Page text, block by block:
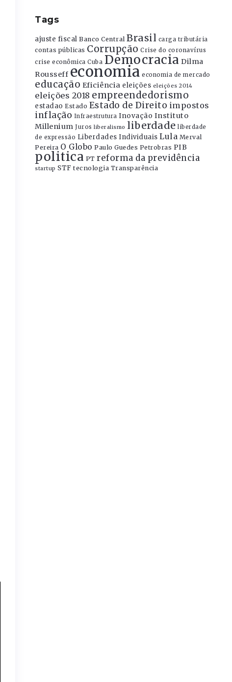
Tags
ajuste fiscal Banco Central Brasil carga tributária
contas públicas Corrupção Crise do coronavírus
crise econômica Cuba Democracia Dilma
Rousseff economia economia de mercado
educação Eficiência eleições eleições 2014
eleições 2018 empreendedorismo
estadao Estado Estado de Direito impostos
inflação Infraestrutura Inovação Instituto
Millenium Juros liberalismo liberdade liberdade
de expressão Liberdades Individuais Lula Merval
Pereira O Globo Paulo Guedes Petrobras PIB
politica PT reforma da previdência
startup STF tecnologia Transparência